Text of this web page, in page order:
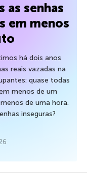
as senhas
em menos
há dois anos
reais vazadas na
quase todas
menos de um
de uma hora.
inseguras?